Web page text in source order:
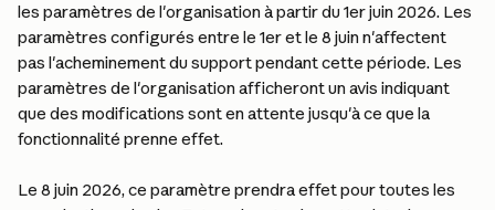
les paramètres de l'organisation à partir du 1er juin 2026. Les
paramètres configurés entre le 1er et le 8 juin n'affectent
pas l'acheminement du support pendant cette période. Les
paramètres de l'organisation afficheront un avis indiquant
que des modifications sont en attente jusqu'à ce que la
fonctionnalité prenne effet.
Le 8 juin 2026, ce paramètre prendra effet pour toutes les